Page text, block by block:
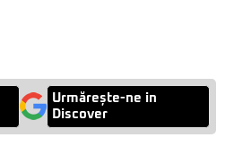
Urmărește-ne in
Discover